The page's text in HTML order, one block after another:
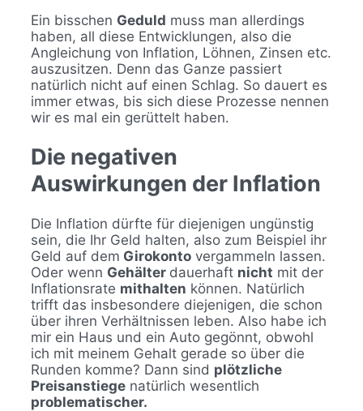
Ein bisschen Geduld muss man allerdings
haben, all diese Entwicklungen, also die
Angleichung von Inflation, Löhnen, Zinsen etc.
auszusitzen. Denn das Ganze passiert
natürlich nicht auf einen Schlag. So dauert es
immer etwas, bis sich diese Prozesse nennen
wir es mal ein gerüttelt haben.
Die negativen
Auswirkungen der Inflation
Die Inflation dürfte für diejenigen ungünstig
sein, die Ihr Geld halten, also zum Beispiel ihr
Geld auf dem Girokonto vergammeln lassen.
Oder wenn Gehälter dauerhaft nicht mit der
Inflationsrate mithalten können. Natürlich
trifft das insbesondere diejenigen, die schon
über ihren Verhältnissen leben. Also habe ich
mir ein Haus und ein Auto gegönnt, obwohl
ich mit meinem Gehalt gerade so über die
Runden komme? Dann sind plötzliche
Preisanstiege natürlich wesentlich
problematischer.